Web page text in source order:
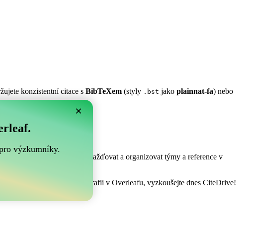
konzistentní citace s BibTeXem (styly .bst jako plainnat-fa) nebo
Umožňuje vám shromažďovat a organizovat týmy a reference v
jak spravovat vaši bibliografii v Overleafu, vyzkoušejte dnes CiteDrive!
×
výzkumníky.